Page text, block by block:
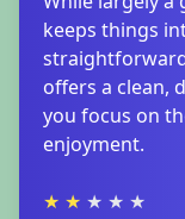
keeps things
offers a clean,
you focus on
enjoyment.
★ ★ ★ ★ ★